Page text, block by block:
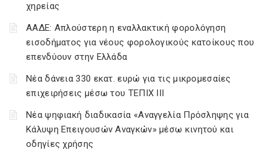
χηρείας
ΑΑΔΕ: Απλούστερη η εναλλακτική φορολόγηση
εισοδήματος για νέους φορολογικούς κατοίκους που
επενδύουν στην Ελλάδα
Νέα δάνεια 330 εκατ. ευρώ για τις μικρομεσαίες
επιχειρήσεις μέσω του ΤΕΠΙΧ ΙΙΙ
Νέα ψηφιακή διαδικασία «Αναγγελία Πρόσληψης για
Κάλυψη Επειγουσών Αναγκών» μέσω κινητού και
οδηγίες χρήσης